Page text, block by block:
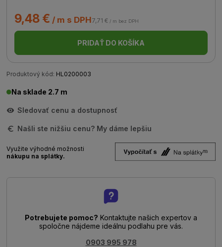
9,48 € / m s DPH7,71 € / m bez DPH
PRIDAŤ DO KOŠÍKA
Produktový kód: HL0200003
Na sklade 2.7 m
Sledovať cenu a dostupnosť
Našli ste nižšiu cenu? My dáme lepšiu
Využite výhodné možnosti
nákupu na splátky.
Potrebujete pomoc? Kontaktujte našich expertov a
spoločne nájdeme ideálnu podlahu pre vás.
0903 995 978